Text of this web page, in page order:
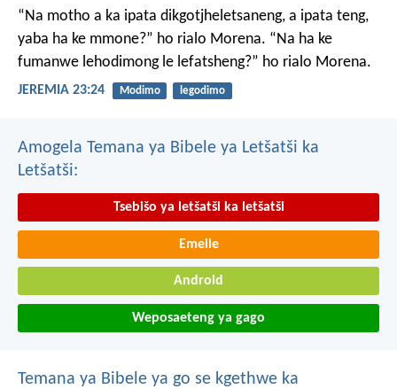
“Na motho a ka ipata dikgotjheletsaneng, a ipata teng,
yaba ha ke mmone?” ho rialo Morena. “Na ha ke
fumanwe lehodimong le lefatsheng?” ho rialo Morena.
JEREMIA 23:24 Modimo legodimo
Amogela Temana ya Bibele ya Letšatši ka
Letšatši:
Tsebišo ya letšatši ka letšatši
Emeile
Android
Weposaeteng ya gago
Temana ya Bibele ya go se kgethwe ka